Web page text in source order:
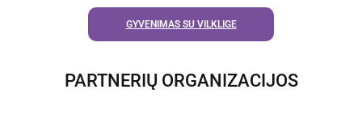
GYVENIMAS SU VILKLIGE
PARTNERIŲ ORGANIZACIJOS